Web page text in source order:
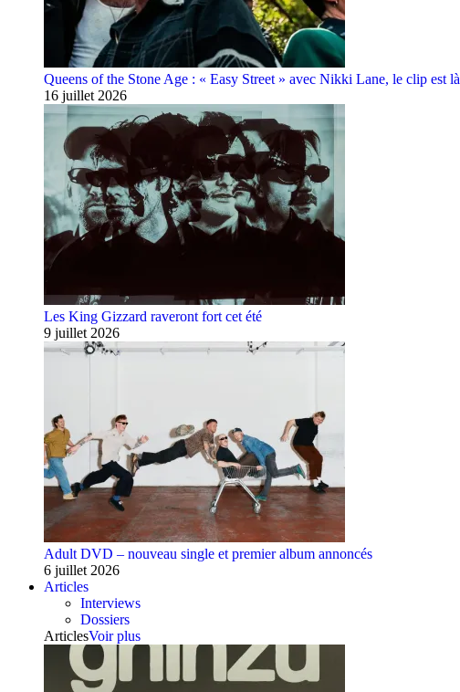
Queens of the Stone Age : « Easy Street » avec Nikki Lane, le clip est là
16 juillet 2026
Les King Gizzard raveront fort cet été
9 juillet 2026
Adult DVD – nouveau single et premier album annoncés
6 juillet 2026
Articles
Interviews
Dossiers
ArticlesVoir plus